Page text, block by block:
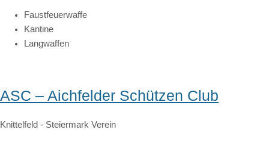
Faustfeuerwaffe
Kantine
Langwaffen
ASC – Aichfelder Schützen Club
Knittelfeld - Steiermark Verein